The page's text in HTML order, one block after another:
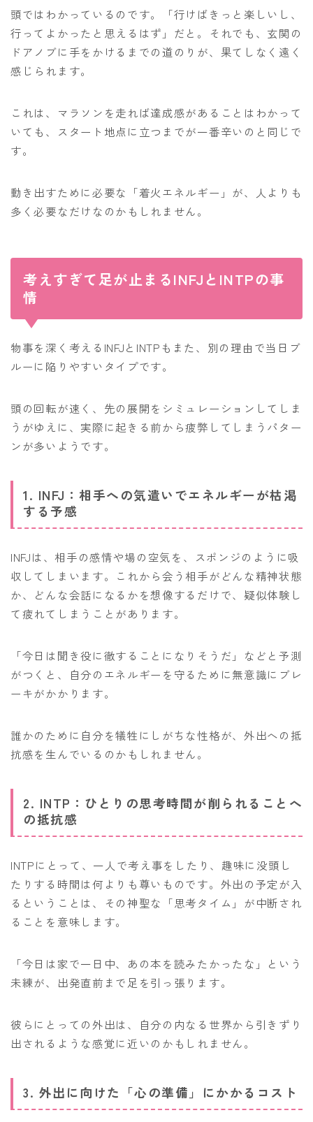
頭ではわかっているのです。「行けばきっと楽しいし、
行ってよかったと思えるはず」だと。それでも、玄関の
ドアノブに手をかけるまでの道のりが、果てしなく遠く
感じられます。
これは、マラソンを走れば達成感があることはわかって
いても、スタート地点に立つまでが一番辛いのと同じで
す。
動き出すために必要な「着火エネルギー」が、人よりも
多く必要なだけなのかもしれません。
考えすぎて足が止まるINFJとINTPの事
情
物事を深く考えるINFJとINTPもまた、別の理由で当日ブ
ルーに陥りやすいタイプです。
頭の回転が速く、先の展開をシミュレーションしてしま
うがゆえに、実際に起きる前から疲弊してしまうパター
ンが多いようです。
1. INFJ：相手への気遣いでエネルギーが枯渇
する予感
INFJは、相手の感情や場の空気を、スポンジのように吸
収してしまいます。これから会う相手がどんな精神状態
か、どんな会話になるかを想像するだけで、疑似体験し
て疲れてしまうことがあります。
「今日は聞き役に徹することになりそうだ」などと予測
がつくと、自分のエネルギーを守るために無意識にブレ
ーキがかかります。
誰かのために自分を犠牲にしがちな性格が、外出への抵
抗感を生んでいるのかもしれません。
2. INTP：ひとりの思考時間が削られることへ
の抵抗感
INTPにとって、一人で考え事をしたり、趣味に没頭し
たりする時間は何よりも尊いものです。外出の予定が入
るということは、その神聖な「思考タイム」が中断され
ることを意味します。
「今日は家で一日中、あの本を読みたかったな」という
未練が、出発直前まで足を引っ張ります。
彼らにとっての外出は、自分の内なる世界から引きずり
出されるような感覚に近いのかもしれません。
3. 外出に向けた「心の準備」にかかるコスト